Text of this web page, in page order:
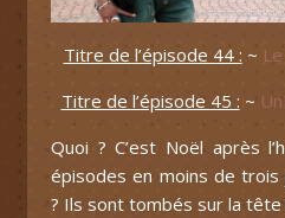
Titre de l’épisode 44 : ~
Titre de l’épisode 45 : ~
Quoi ? C’est Noël après
épisodes en moins de trois
? Ils sont tombés sur la tête